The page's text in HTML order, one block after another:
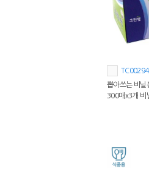
뽑아쓰는 비
300매x3개 비